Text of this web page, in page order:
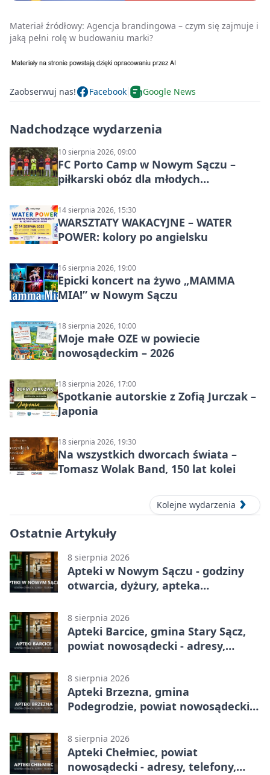
Materiał źródłowy: Agencja brandingowa – czym się zajmuje i
jaką pełni rolę w budowaniu marki?
Zaobserwuj nas! Facebook Google News
Nadchodzące wydarzenia
10 sierpnia 2026, 09:00
FC Porto Camp w Nowym Sączu –
piłkarski obóz dla młodych
14 sierpnia 2026, 15:30
WARSZTATY WAKACYJNE – WATER
POWER: kolory po angielsku
16 sierpnia 2026, 19:00
Epicki koncert na żywo „MAMMA
MIA!” w Nowym Sączu
18 sierpnia 2026, 10:00
Moje małe OZE w powiecie
nowosądeckim – 2026
18 sierpnia 2026, 17:00
Spotkanie autorskie z Zofią Jurczak –
Japonia
18 sierpnia 2026, 19:30
Na wszystkich dworcach świata –
Tomasz Wolak Band, 150 lat kolei
Kolejne wydarzenia
Ostatnie Artykuły
8 sierpnia 2026
Apteki w Nowym Sączu - godziny
otwarcia, dyżury, apteka
8 sierpnia 2026
Apteki Barcice, gmina Stary Sącz,
powiat nowosądecki - adresy,
8 sierpnia 2026
Apteki Brzezna, gmina
Podegrodzie, powiat nowosądecki -
8 sierpnia 2026
Apteki Chełmiec, powiat
nowosądecki - adresy, telefony,